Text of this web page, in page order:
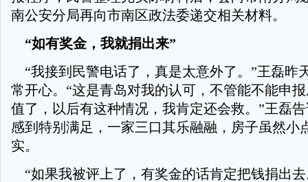
南公安分局再向市南区政法委递交相关材料。
“如有奖金，我就捐出来”
“我接到民警电话了，真是太意外了。”王磊昨
常开心。“这是青岛对我的认可，不管能不能申
值了，以后有这种情况，我肯定还会救。”王磊
感到特别满足，一家三口其乐融融，房子虽然小
实。
“如果我被评上了，有奖金的话肯定把钱捐出